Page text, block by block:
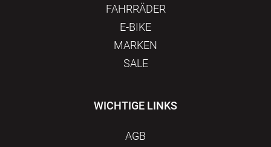
FAHRRÄDER
E-BIKE
MARKEN
SALE
WICHTIGE LINKS
AGB